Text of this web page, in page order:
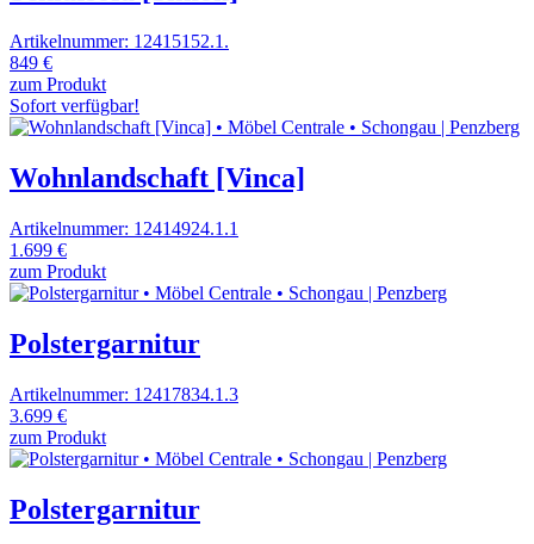
Artikelnummer: 12415152.1.
849 €
zum Produkt
Sofort verfügbar!
Wohnlandschaft [Vinca]
Artikelnummer: 12414924.1.1
1.699 €
zum Produkt
Polstergarnitur
Artikelnummer: 12417834.1.3
3.699 €
zum Produkt
Polstergarnitur